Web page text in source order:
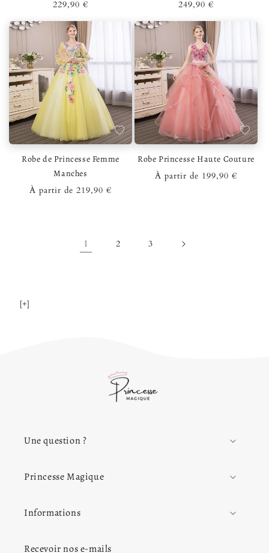
Prix habituel
229,90 €
Prix habituel
249,90 €
Ajouter à la liste de souhaits
Robe de Princesse Femme
Manches
Prix habituel
À partir de 219,90 €
Ajouter
Robe Princesse Haute Couture
Prix habituel
À partir de 199,90 €
1 2 3
[+]
Une question ?
Princesse Magique
Informations
Recevoir nos e-mails